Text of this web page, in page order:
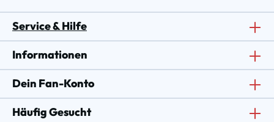
Service & Hilfe
Informationen
Dein Fan-Konto
Häufig Gesucht